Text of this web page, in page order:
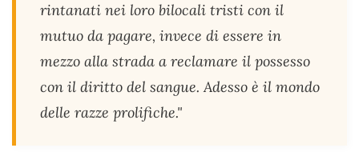
rintanati nei loro bilocali tristi con il
mutuo da pagare, invece di essere in
mezzo alla strada a reclamare il possesso
con il diritto del sangue. Adesso è il mondo
delle razze prolifiche."